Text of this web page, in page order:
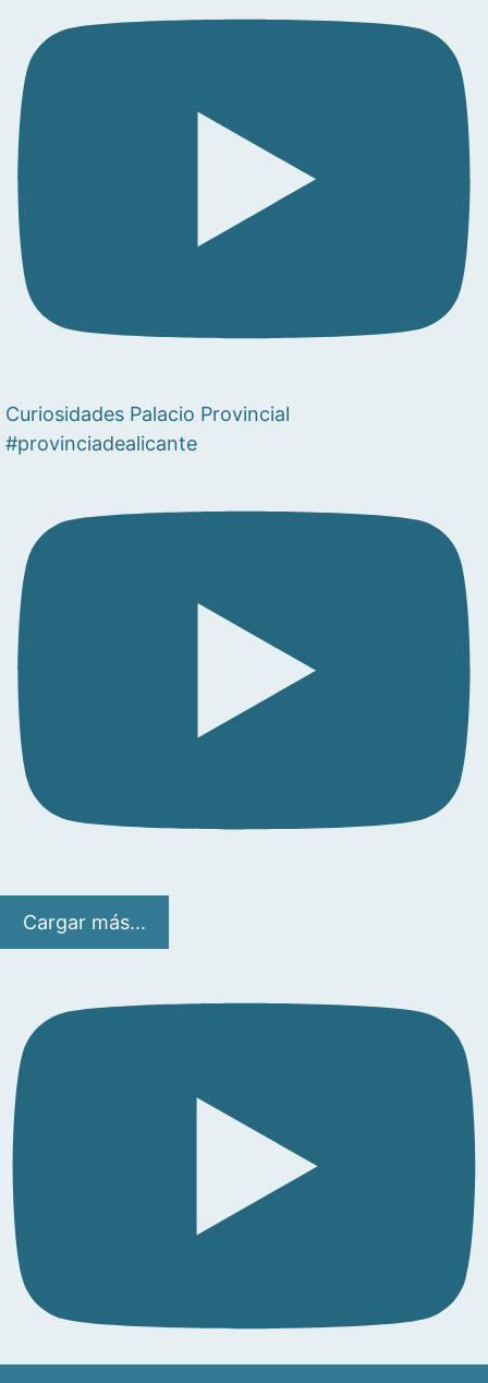
Curiosidades Palacio Provincial
#provinciadealicante
Cargar más...